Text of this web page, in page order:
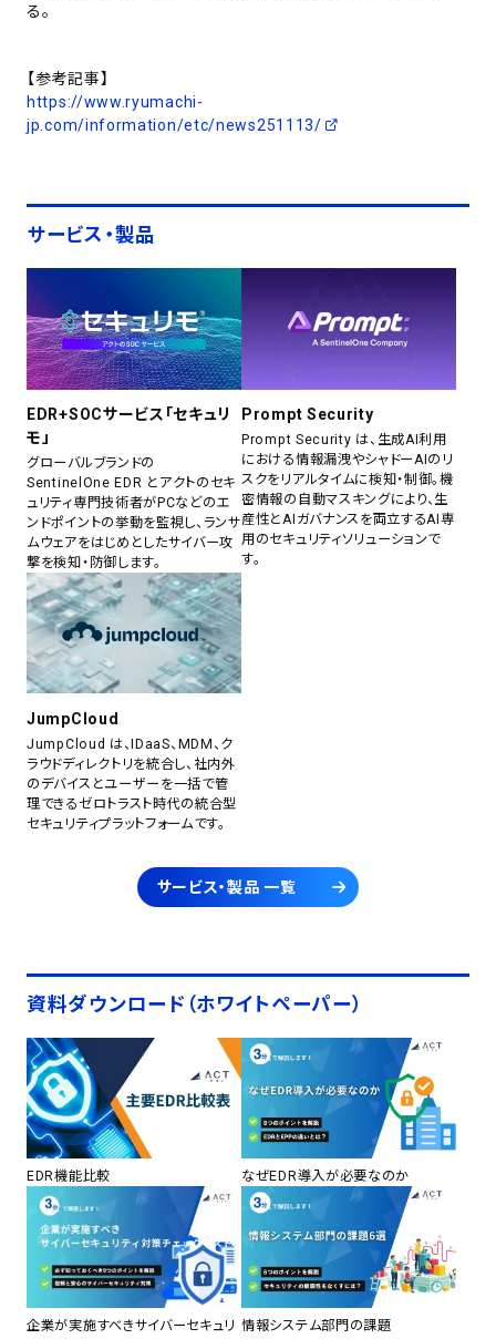
る。
【参考記事】
https://www.ryumachi-
jp.com/information/etc/news251113/
サービス・製品
EDR+SOCサービス「セキュリ
モ」
グローバルブランドの
SentinelOne EDR とアクトのセキ
ュリティ専門技術者がPCなどのエ
ンドポイントの挙動を監視し、ランサ
ムウェアをはじめとしたサイバー攻
撃を検知・防御します。
Prompt Security
Prompt Security は、生成AI利用
における情報漏洩やシャドーAIのリ
スクをリアルタイムに検知・制御。機
密情報の自動マスキングにより、生
産性とAIガバナンスを両立するAI専
用のセキュリティソリューションで
す。
JumpCloud
JumpCloud は、IDaaS、MDM、ク
ラウドディレクトリを統合し、社内外
のデバイスとユーザーを一括で管
理できるゼロトラスト時代の統合型
セキュリティプラットフォームです。
サービス・製品 一覧
資料ダウンロード（ホワイトペーパー）
EDR機能比較 なぜEDR導入が必要なのか
企業が実施すべきサイバーセキュリ 情報システム部門の課題